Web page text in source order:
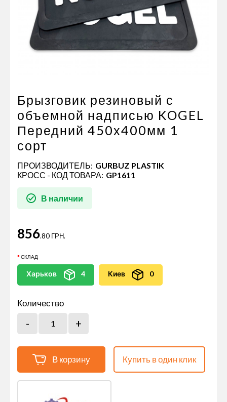
Малый коммерческий транспорт
Маркировочные знаки и светоотражатели
Пневматические соединения
Автономное отопление и
кондиционировани
Стяжные ремни и тросы
Брызговик резиновый с
объемной надписью KOGEL
Передний 450х400мм 1
сорт
ПРОИЗВОДИТЕЛЬ: GURBUZ PLASTIK
КРОСС - КОД ТОВАРА: GP1611
В наличии
856.80 ГРН.
СКЛАД
Харьков 4 Киев 0
Количество
В корзину Купить в один клик